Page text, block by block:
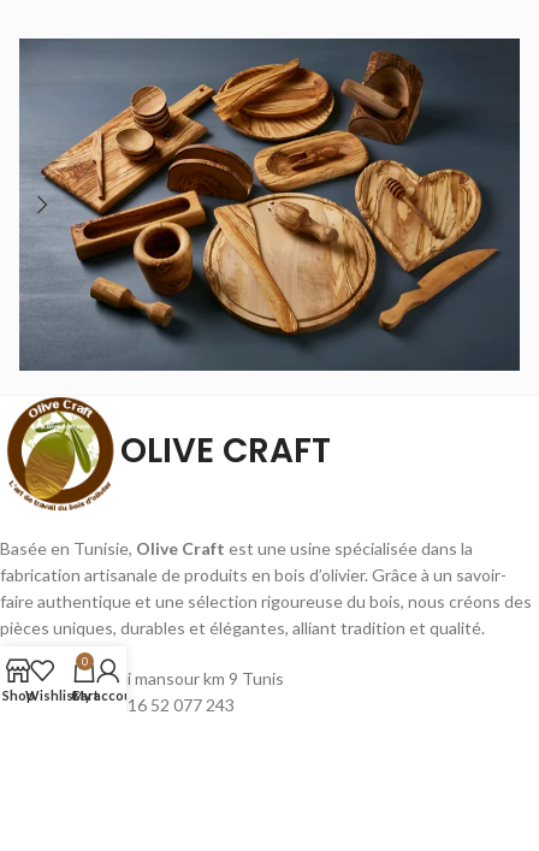
OLIVE CRAFT
Basée en Tunisie, Olive Craft est une usine spécialisée dans la
fabrication artisanale de produits en bois d’olivier. Grâce à un savoir-
faire authentique et une sélection rigoureuse du bois, nous créons des
pièces uniques, durables et élégantes, alliant tradition et qualité.
Sfax , route sidi mansour km 9 Tunis
Téléphone: +216 52 077 243
ShopWishlist
0
Cart
My account